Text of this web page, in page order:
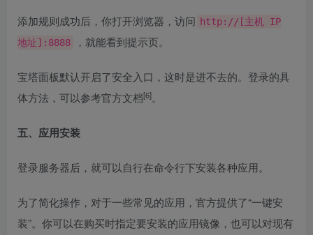
添加规则成功后，你打开浏览器，访问 http://[主机 IP
地址]:8888
，就能看到提示页。
宝塔面板默认开启了安全入口，这时是进不去的。登录的具
体方法，可以参考官方文档[6]。
五、应用安装
登录服务器后，就可以自行在命令行下安装各种应用。
为了简化操作，对于一些常见的应用，官方提供了“一键安
装”。你可以在购买时指定要安装的应用镜像，也可以对现有